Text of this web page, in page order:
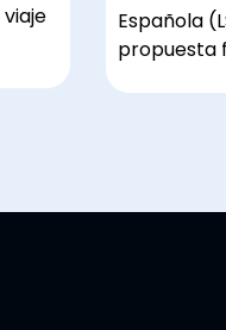
Española
propuesta